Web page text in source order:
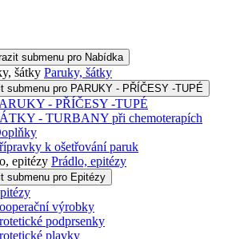
submenu pro Nabídka
Paruky, šátky
submenu pro PARUKY - PŘÍČESY -TUPÉ
- PŘÍČESY -TUPÉ
- TURBANY při chemoterapích
k ošetřování paruk
Prádlo, epitézy
submenu pro Epitézy
výrobky
podprsenky
plavky